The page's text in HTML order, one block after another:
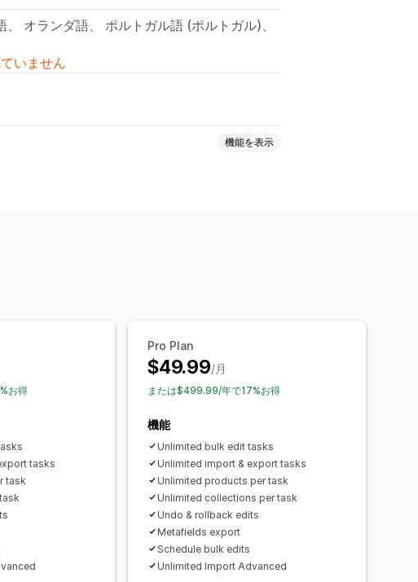
オランダ語、 ポルトガル語 (ポルトガル)、
いません
機能を表示
お得
tasks
task
Pro Plan
$49.99/月
または$499.99/年で17%お得
機能
Unlimited bulk edit tasks
Unlimited import & export tasks
Unlimited products per task
Unlimited collections per task
Undo & rollback edits
Metafields export
Schedule bulk edits
Unlimited Import Advanced